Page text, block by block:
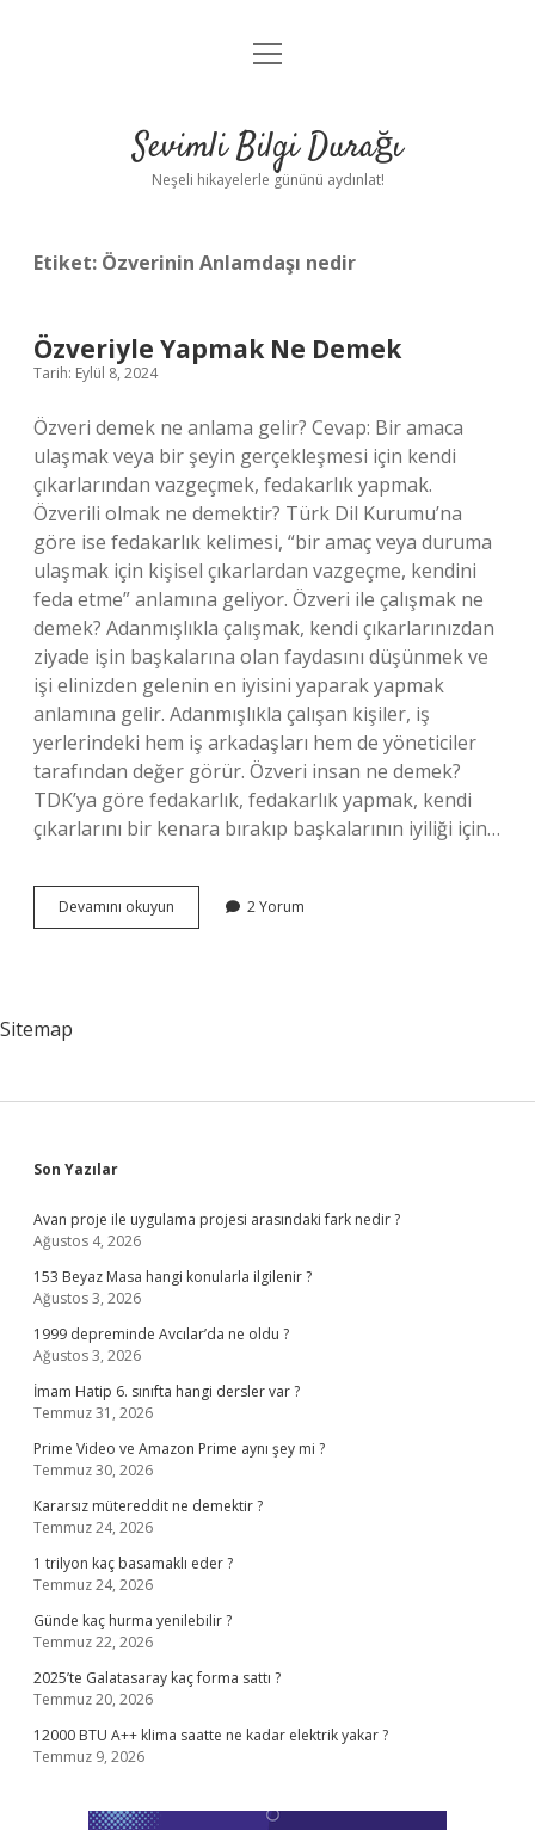
Anasayfa
Yasal Uyarı
menüyü
Sevimli Bilgi Durağı
Neşeli hikayelerle gününü aydınlat!
Etiket: Özverinin Anlamdaşı nedir
Özveriyle Yapmak Ne Demek
Tarih: Eylül 8, 2024
Özveri demek ne anlama gelir? Cevap: Bir amaca
ulaşmak veya bir şeyin gerçekleşmesi için kendi
çıkarlarından vazgeçmek, fedakarlık yapmak.
Özverili olmak ne demektir? Türk Dil Kurumu’na
göre ise fedakarlık kelimesi, “bir amaç veya duruma
ulaşmak için kişisel çıkarlardan vazgeçme, kendini
feda etme” anlamına geliyor. Özveri ile çalışmak ne
demek? Adanmışlıkla çalışmak, kendi çıkarlarınızdan
ziyade işin başkalarına olan faydasını düşünmek ve
işi elinizden gelenin en iyisini yaparak yapmak
anlamına gelir. Adanmışlıkla çalışan kişiler, iş
yerlerindeki hem iş arkadaşları hem de yöneticiler
tarafından değer görür. Özveri insan ne demek?
TDK’ya göre fedakarlık, fedakarlık yapmak, kendi
çıkarlarını bir kenara bırakıp başkalarının iyiliği için…
Devamını okuyun Özveriyle
Yapmak
2 Yorum
Sitemap
Sidebar
Son Yazılar
Avan proje ile uygulama projesi arasındaki fark nedir ?
Ağustos 4, 2026
153 Beyaz Masa hangi konularla ilgilenir ?
Ağustos 3, 2026
1999 depreminde Avcılar’da ne oldu ?
Ağustos 3, 2026
İmam Hatip 6. sınıfta hangi dersler var ?
Temmuz 31, 2026
Prime Video ve Amazon Prime aynı şey mi ?
Temmuz 30, 2026
Kararsız mütereddit ne demektir ?
Temmuz 24, 2026
1 trilyon kaç basamaklı eder ?
Temmuz 24, 2026
Günde kaç hurma yenilebilir ?
Temmuz 22, 2026
2025’te Galatasaray kaç forma sattı ?
Temmuz 20, 2026
12000 BTU A++ klima saatte ne kadar elektrik yakar ?
Temmuz 9, 2026